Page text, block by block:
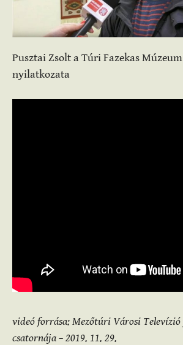
Pusztai Zsolt a Túri Fazekas
nyilatkozata
videó forrása: Mezőtúri Városi
csatornája – 2019. 11. 29.